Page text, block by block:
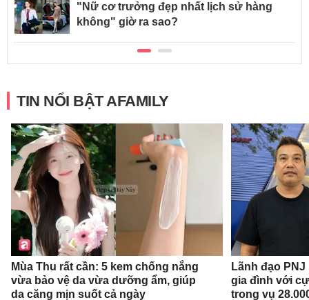
"Nữ cơ trưởng đẹp nhất lịch sử hàng
không" giờ ra sao?
TIN NỔI BẬT AFAMILY
Mùa Thu rất cần: 5 kem chống nắng
vừa bảo vệ da vừa dưỡng ẩm, giúp
da căng mịn suốt cả ngày
Lãnh đạo
gia đình với
trong vụ